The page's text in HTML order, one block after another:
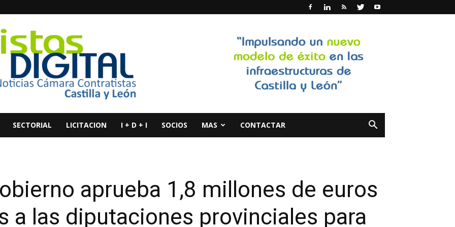
SECTORIAL LICITACION I + D + I SOCIOS MAS CONTACTAR
aprueba 1,8 millones de euros
a las diputaciones provinciales para